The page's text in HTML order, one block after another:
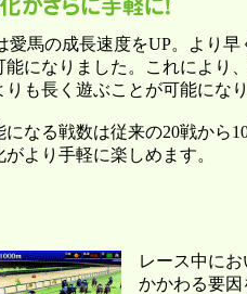
愛馬の成長速度をUP。より
能になりました。これにより
も長く遊ぶことが可能になり
になる戦数は従来の20戦から
より手軽に楽しめます。
レース中に
かかわる要因